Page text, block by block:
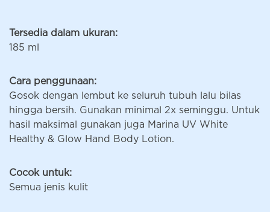
Tersedia dalam ukuran:
185 ml
Cara penggunaan:
Gosok dengan lembut ke seluruh tubuh lalu bilas
hingga bersih. Gunakan minimal 2x seminggu. Untuk
hasil maksimal gunakan juga Marina UV White
Healthy & Glow Hand Body Lotion.
Cocok untuk:
Semua jenis kulit